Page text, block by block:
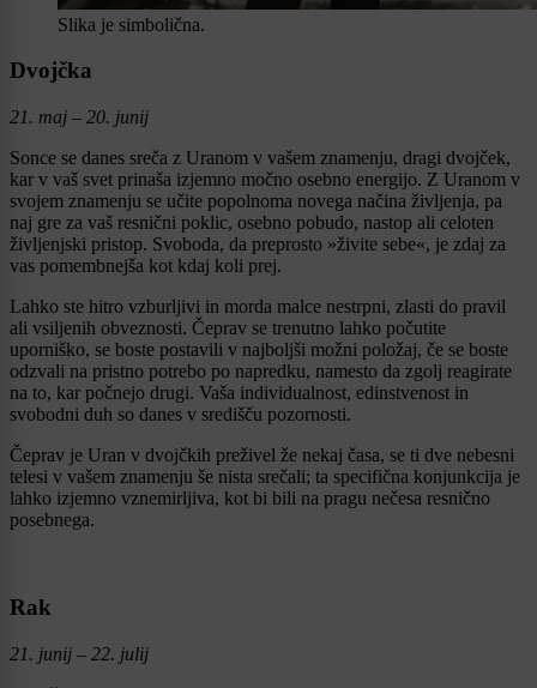
Slika je simbolična.
Dvojčka
21. maj – 20. junij
Sonce se danes sreča z Uranom v vašem znamenju, dragi dvojček,
kar v vaš svet prinaša izjemno močno osebno energijo. Z Uranom v
svojem znamenju se učite popolnoma novega načina življenja, pa
naj gre za vaš resnični poklic, osebno pobudo, nastop ali celoten
življenjski pristop. Svoboda, da preprosto »živite sebe«, je zdaj za
vas pomembnejša kot kdaj koli prej.
Lahko ste hitro vzburljivi in morda malce nestrpni, zlasti do pravil
ali vsiljenih obveznosti. Čeprav se trenutno lahko počutite
uporniško, se boste postavili v najboljši možni položaj, če se boste
odzvali na pristno potrebo po napredku, namesto da zgolj reagirate
na to, kar počnejo drugi. Vaša individualnost, edinstvenost in
svobodni duh so danes v središču pozornosti.
Čeprav je Uran v dvojčkih preživel že nekaj časa, se ti dve nebesni
telesi v vašem znamenju še nista srečali; ta specifična konjunkcija je
lahko izjemno vznemirljiva, kot bi bili na pragu nečesa resnično
posebnega.
Rak
21. junij – 22. julij